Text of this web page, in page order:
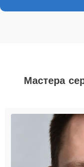
Мастера